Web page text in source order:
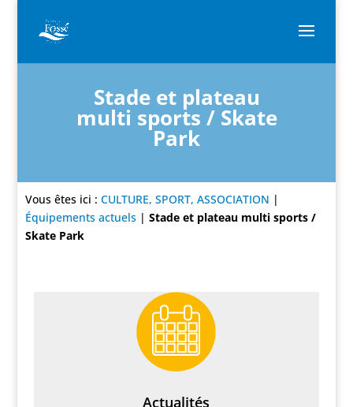
Stade et plateau
multi sports / Skate
Park
Vous êtes ici :CULTURE, SPORT, ASSOCIATION |
Équipements actuels |Stade et plateau multi sports /
Skate Park
Actualités